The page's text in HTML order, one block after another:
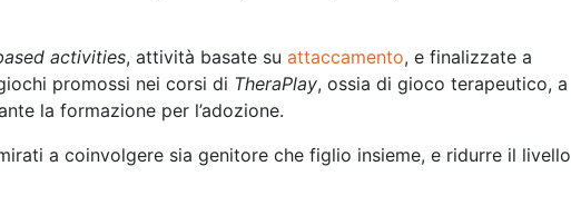
activities, attività basate su attaccamento, e finalizzate a
promossi nei corsi di TheraPlay, ossia di gioco terapeutico, a
la formazione per l’adozione.
a coinvolgere sia genitore che figlio insieme, e ridurre il livello